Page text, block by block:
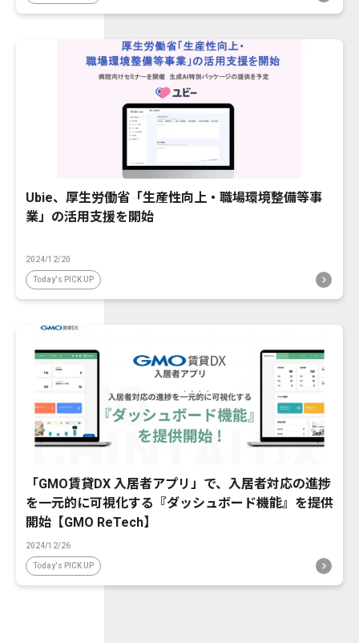
Ubie、厚生労働省「生産性向上・職場環境整備等事
業」の活用支援を開始
2024/12/20
Today's PICK UP
「GMO賃貸DX 入居者アプリ」で、入居者対応の進捗
を一元的に可視化する『ダッシュボード機能』を提供
開始【GMO ReTech】
2024/12/26
Today's PICK UP